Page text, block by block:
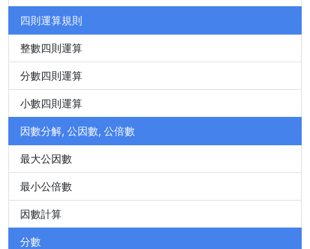
四則運算規則
整數四則運算
分數四則運算
小數四則運算
因數分解, 公因數, 公倍數
最大公因數
最小公倍數
因數計算
分數